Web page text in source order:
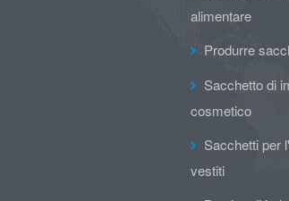
alimentare
Produrre
Sacchetto di
cosmetico
Sacchetti per
vestiti